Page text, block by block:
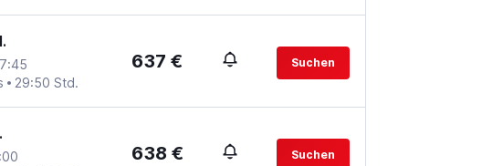
29:50 Std.
637 € Suchen
638 € Suchen